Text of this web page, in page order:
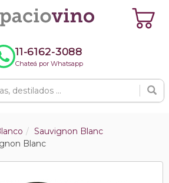
11-6162-3088
Chateá por Whatsapp
Sauvignon Blanc
Blanc